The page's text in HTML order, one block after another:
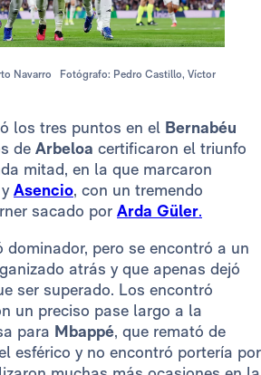
Navarro
Fotógrafo: Pedro Castillo, Víctor
los tres puntos en el Bernabéu
de Arbeloa certificaron el triunfo
mitad, en la que marcaron
Asencio, con un tremendo
sacado por Arda Güler.
dominador, pero se encontró a un
atrás y que apenas dejó
ser superado. Los encontró
un preciso pase largo a la
para Mbappé, que remató de
esférico y no encontró portería por